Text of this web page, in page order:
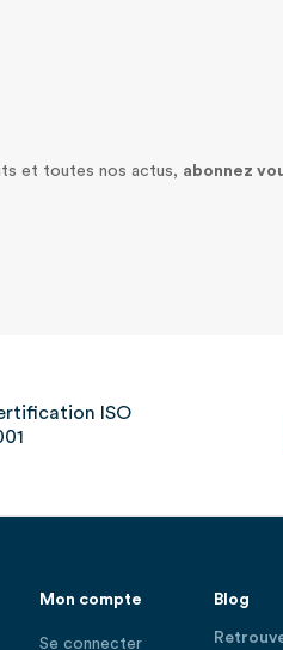
et toutes nos actus, abonnez
ISO
Mon compte
Se connecter
Blog